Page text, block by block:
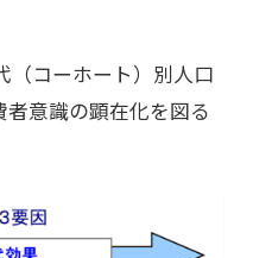
（コーホート）別人口
意識の顕在化を図る